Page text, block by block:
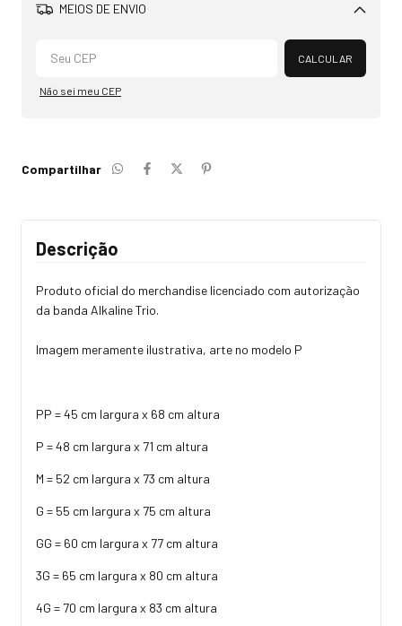
MEIOS DE ENVIO
Alterar CEP
CALCULAR
Não sei meu CEP
Compartilhar
Descrição
Produto oficial do merchandise licenciado com autorização
da banda Alkaline Trio.
Imagem meramente ilustrativa, arte no modelo P
PP = 45 cm largura x 68 cm altura
P = 48 cm largura x 71 cm altura
M = 52 cm largura x 73 cm altura
G = 55 cm largura x 75 cm altura
GG = 60 cm largura x 77 cm altura
3G = 65 cm largura x 80 cm altura
4G = 70 cm largura x 83 cm altura